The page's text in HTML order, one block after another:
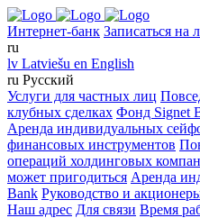
Интернет-банк Записаться на
ru
lv Latviešu en English
ru Русский
Услуги для частных лиц
клубных сделках Фонд Signet
Аренда индивидуальных
финансовых инструментов
операций холдинговых
может пригодиться Аренда
Bank Руководство и
Наш адрес Для связи Время